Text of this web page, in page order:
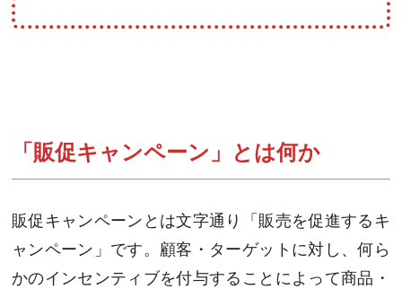
「販促キャンペーン」とは何か
販促キャンペーンとは文字通り「販売を促進するキ
ャンペーン」です。顧客・ターゲットに対し、何ら
かのインセンティブを付与することによって商品・